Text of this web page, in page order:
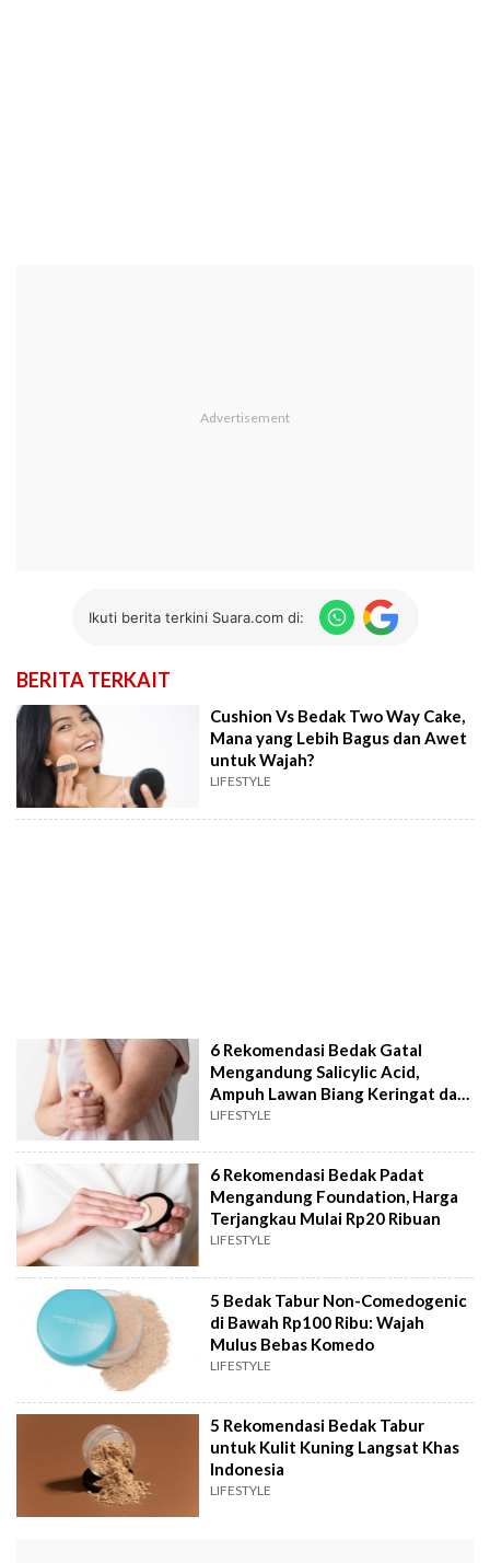
Ikuti berita terkini Suara.com di:
BERITA TERKAIT
Cushion Vs Bedak Two Way Cake,
Mana yang Lebih Bagus dan Awet
untuk Wajah?
LIFESTYLE
6 Rekomendasi Bedak Gatal
Mengandung Salicylic Acid,
Ampuh Lawan Biang Keringat dan
Bau Badan
LIFESTYLE
6 Rekomendasi Bedak Padat
Mengandung Foundation, Harga
Terjangkau Mulai Rp20 Ribuan
LIFESTYLE
5 Bedak Tabur Non-Comedogenic
di Bawah Rp100 Ribu: Wajah
Mulus Bebas Komedo
LIFESTYLE
5 Rekomendasi Bedak Tabur
untuk Kulit Kuning Langsat Khas
Indonesia
LIFESTYLE